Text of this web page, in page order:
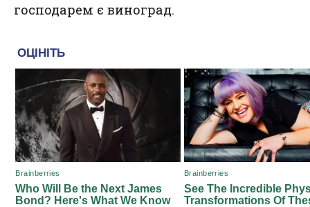
господарем є виноград.